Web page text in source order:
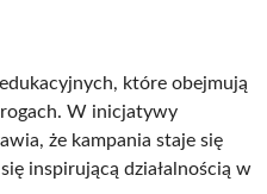
które obejmują
W inicjatywy
że kampania staje się
inspirującą działalnością w